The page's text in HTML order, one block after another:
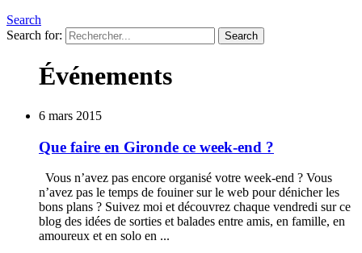
Search
Search for:
Événements
6 mars 2015
Que faire en Gironde ce week-end ?
Vous n’avez pas encore organisé votre week-end ? Vous
n’avez pas le temps de fouiner sur le web pour dénicher les
bons plans ? Suivez moi et découvrez chaque vendredi sur ce
blog des idées de sorties et balades entre amis, en famille, en
amoureux et en solo en ...